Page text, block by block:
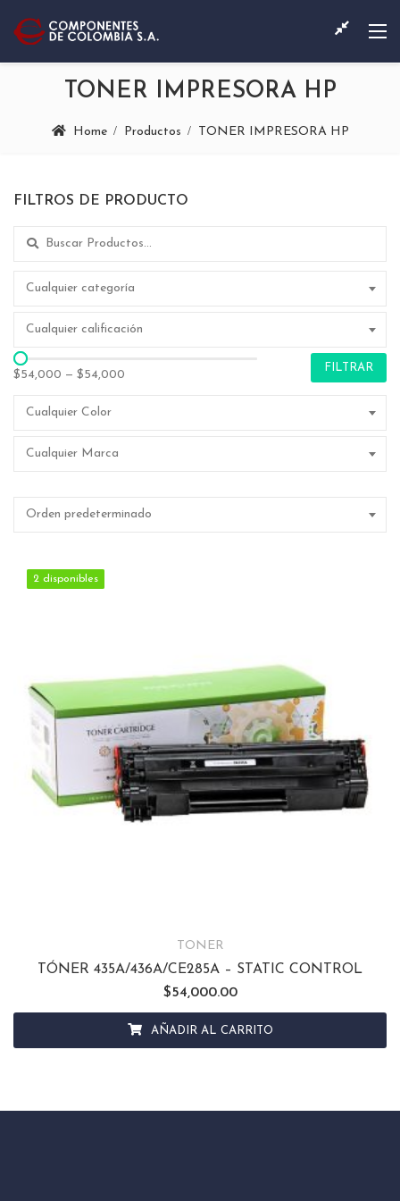
TONER IMPRESORA HP
Home Productos TONER IMPRESORA HP
FILTROS DE PRODUCTO
Search for:
Cualquier categoría
Cualquier calificación
$54,000 — $54,000
FILTRAR
Cualquier Color
Cualquier Marca
Orden predeterminado
2 disponibles
2 disponibles
TONER
TÓNER 435A/436A/CE285A – STATIC CONTROL
$54,000.00
AÑADIR AL CARRITO